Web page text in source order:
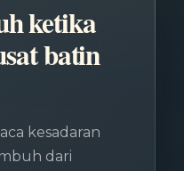
ketika
batin
kesadaran
dari